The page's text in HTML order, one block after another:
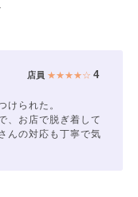
店員 ★★★★☆4
けられた。
、お店で脱ぎ着して
んの対応も丁寧で気